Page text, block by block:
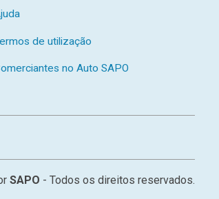
de utilização
no Auto SAPO
SAPO - Todos os direitos reservados.